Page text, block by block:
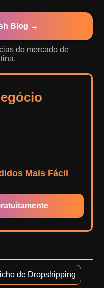
Blog →
do mercado de
Mais Fácil
de Dropshipping